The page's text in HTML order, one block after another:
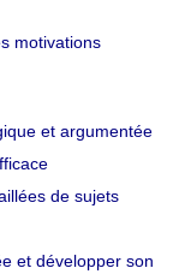
motivations
et argumentée
de sujets
et développer son